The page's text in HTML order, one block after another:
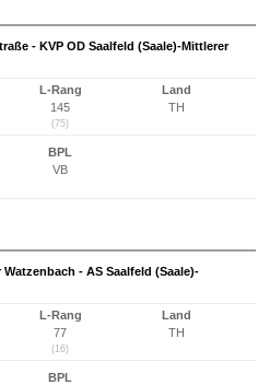
- KVP OD Saalfeld (Saale)-Mittlerer
L-Rang
145
(75)
Land
TH
BPL
VB
- AS Saalfeld (Saale)-
L-Rang
77
(16)
Land
TH
BPL